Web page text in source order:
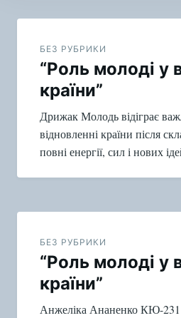
Навигация
записям
БЕЗ РУБРИКИ
“Роль молоді у
країни”
Дрижак Молодь відіграє
відновленні країни після
повні енергії, сил і нових
БЕЗ РУБРИКИ
“Роль молоді у
країни”
Анжеліка Ананенко КЮ-